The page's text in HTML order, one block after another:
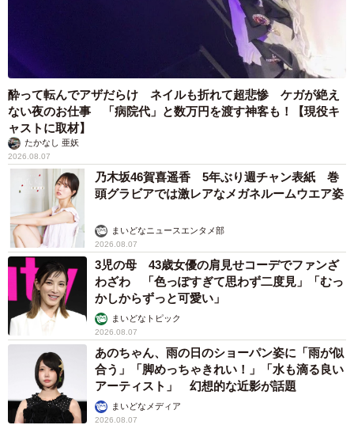
酔って転んでアザだらけ ネイルも折れて超悲惨 ケガが絶え
ない夜のお仕事 「病院代」と数万円を渡す神客も！【現役キ
ャストに取材】
たかなし 亜妖
2026.08.07
乃木坂46賀喜遥香 5年ぶり週チャン表紙 巻
頭グラビアでは激レアなメガネルームウエア姿
まいどなニュースエンタメ部
2026.08.07
3児の母 43歳女優の肩見せコーデでファンざ
わざわ 「色っぽすぎて思わず二度見」「むっ
かしからずっと可愛い」
まいどなトピック
2026.08.07
あのちゃん、雨の日のショーパン姿に「雨が似
合う」「脚めっちゃきれい！」「水も滴る良い
アーティスト」 幻想的な近影が話題
まいどなメディア
2026.08.07